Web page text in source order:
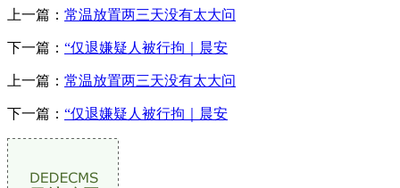
上一篇： 常温放置两三天没有太大问
下一篇： “仅退嫌疑人被行拘｜晨安
上一篇： 常温放置两三天没有太大问
下一篇： “仅退嫌疑人被行拘｜晨安